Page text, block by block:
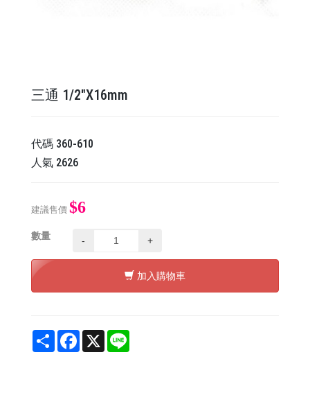
三通 1/2"X16mm
代碼 360-610
人氣 2626
建議售價 $6
數量 - +
加入購物車
Share Facebook
X